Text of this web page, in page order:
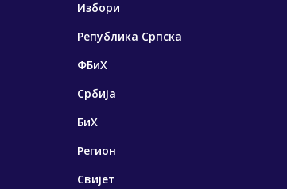
Избори
Република Српска
ФБиХ
Србија
БиХ
Регион
Свијет